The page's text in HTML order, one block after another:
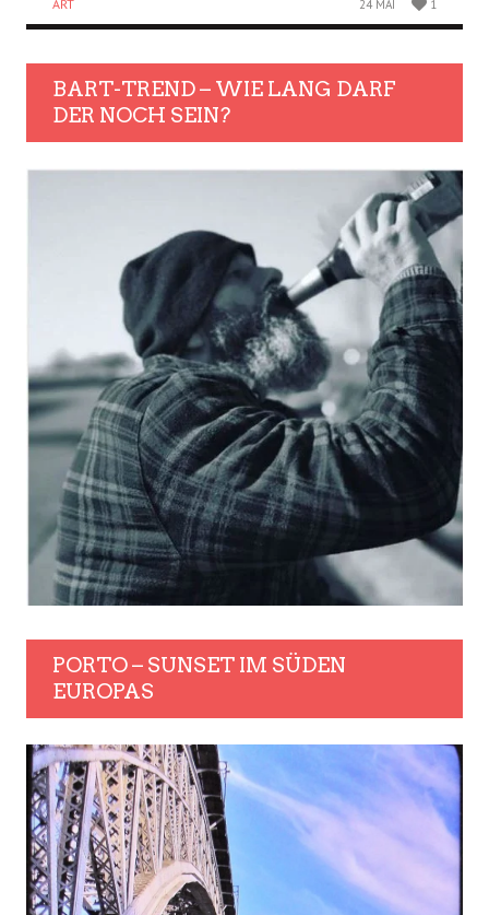
ART 24 MAI 1
BART-TREND – WIE LANG DARF
DER NOCH SEIN?
PORTO – SUNSET IM SÜDEN
EUROPAS